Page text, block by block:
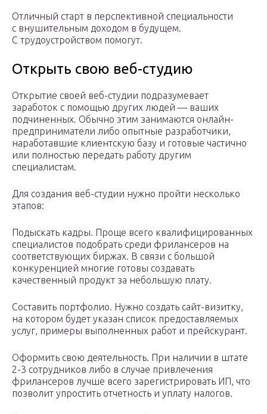
Отличный старт в перспективной специальности
с внушительным доходом в будущем.
С трудоустройством помогут.
Открыть свою веб-студию
Открытие своей веб-студии подразумевает
заработок с помощью других людей — ваших
подчиненных. Обычно этим занимаются онлайн-
предприниматели либо опытные разработчики,
наработавшие клиентскую базу и готовые частично
или полностью передать работу другим
специалистам.
Для создания веб-студии нужно пройти несколько
этапов:
Подыскать кадры. Проще всего квалифицированных
специалистов подобрать среди фрилансеров на
соответствующих биржах. В связи с большой
конкуренцией многие готовы создавать
качественный продукт за небольшую плату.
Составить портфолио. Нужно создать сайт-визитку,
на котором будет указан список предоставляемых
услуг, примеры выполненных работ и прейскурант.
Оформить свою деятельность. При наличии в штате
2-3 сотрудников либо в случае привлечения
фрилансеров лучше всего зарегистрировать ИП, что
позволит упростить отчетность и уплату налогов.